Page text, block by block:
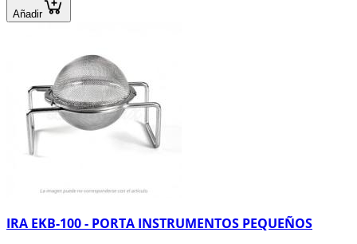
Añadir
IRA EKB-100 - PORTA INSTRUMENTOS PEQUEÑOS